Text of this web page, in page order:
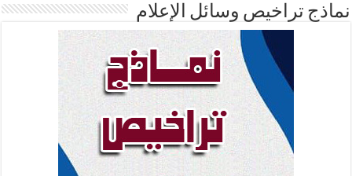
نماذج تراخيص وسائل الإعلام